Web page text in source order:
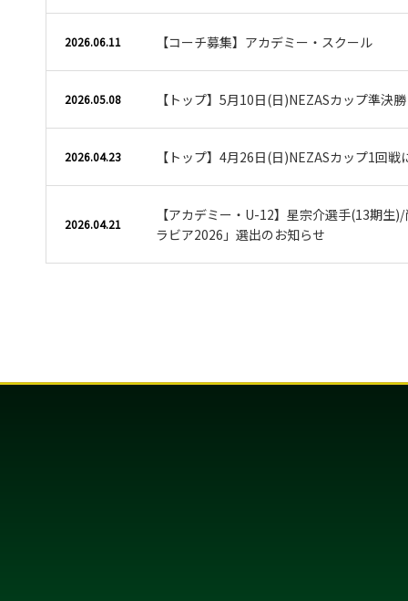
2026.06.11 【コーチ募集】アカデミー・スクール
2026.05.08 【トップ】5月10日(日)NEZASカップ準決
2026.04.23 【トップ】4月26日(日)NEZASカップ1回戦
2026.04.21
【アカデミー・U-12】星宗介選手(13期生
ラビア2026」選出のお知らせ